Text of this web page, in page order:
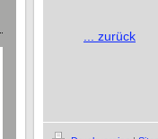
... zurück